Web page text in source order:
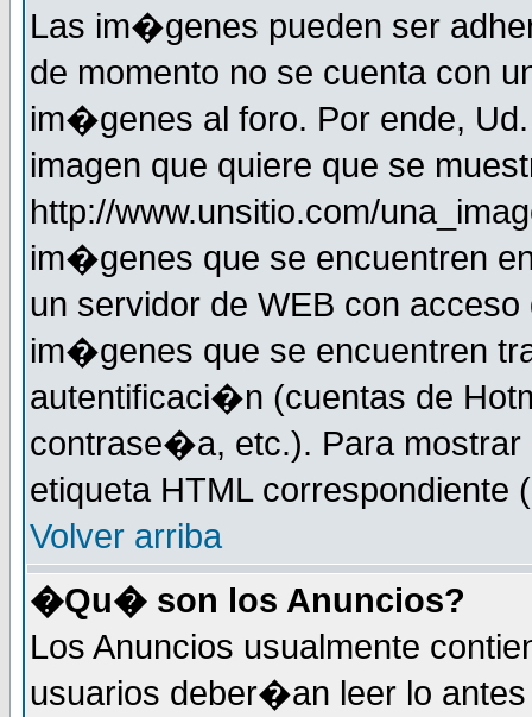
Las im�genes pueden ser
de momento no se cuenta con
im�genes al foro. Por ende,
imagen que quiere que se
http://www.unsitio.com/
im�genes que se encuentren
un servidor de WEB con
im�genes que se encuentren
autentificaci�n (cuentas de
contrase�a, etc.). Para mostrar
etiqueta HTML correspondiente
Volver arriba
�Qu� son los Anuncios?
Los Anuncios usualmente
usuarios deber�an leer lo